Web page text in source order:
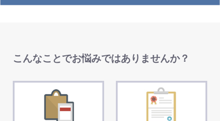
こんなことでお悩みではありませんか？